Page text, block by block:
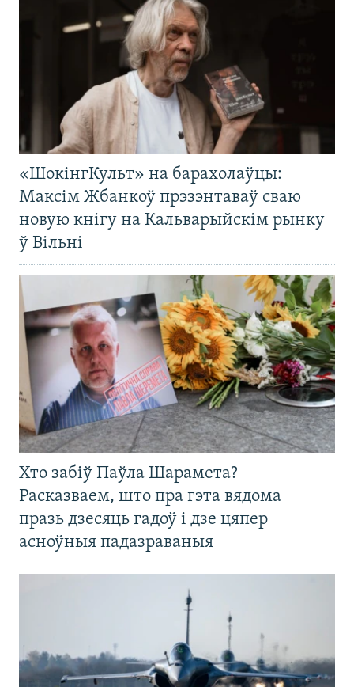
«ШокінгКульт» на барахолаўцы:
Максім Жбанкоў прэзэнтаваў сваю
новую кнігу на Кальварыйскім рынку
ў Вільні
Хто забіў Паўла Шарамета?
Расказваем, што пра гэта вядома
празь дзесяць гадоў і дзе цяпер
асноўныя падазраваныя